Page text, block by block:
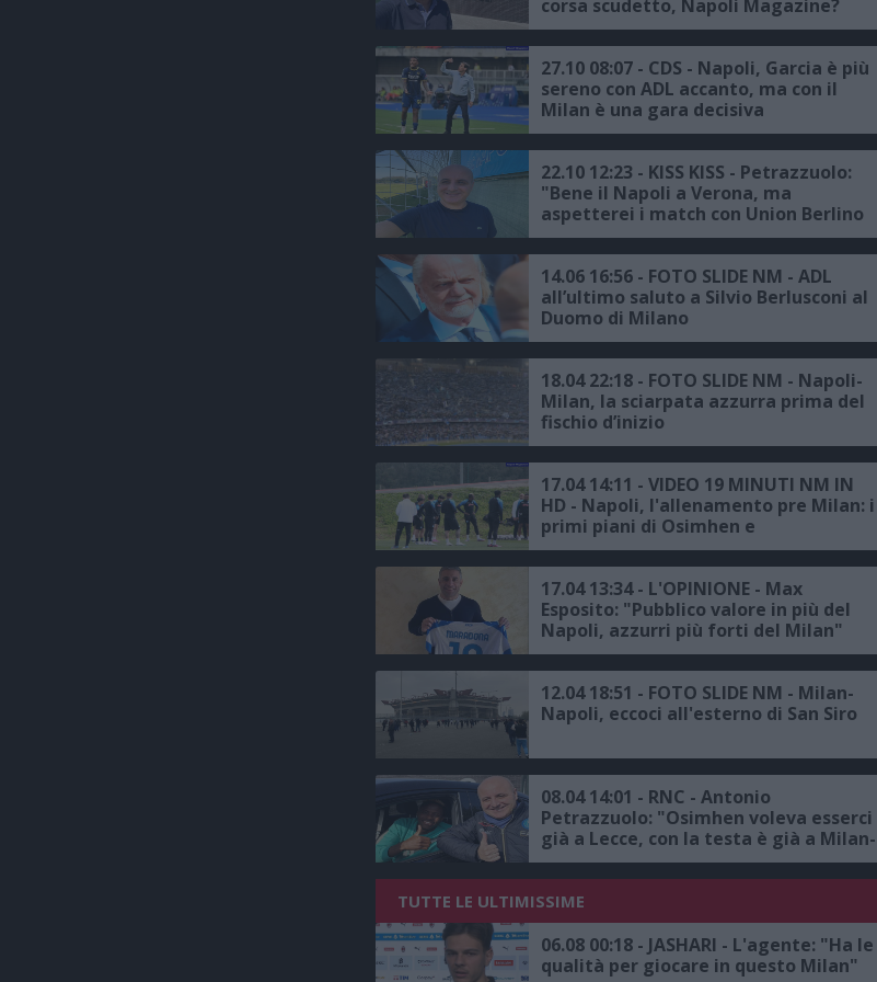
corsa scudetto, Napoli Magazine?
Piaceva ai cinesi"
27.10 08:07 - CDS - Napoli, Garcia è più
sereno con ADL accanto, ma con il
Milan è una gara decisiva
22.10 12:23 - KISS KISS - Petrazzuolo:
"Bene il Napoli a Verona, ma
aspetterei i match con Union Berlino
e Milan, su Kvara e Politano..."
14.06 16:56 - FOTO SLIDE NM - ADL
all’ultimo saluto a Silvio Berlusconi al
Duomo di Milano
18.04 22:18 - FOTO SLIDE NM - Napoli-
Milan, la sciarpata azzurra prima del
fischio d’inizio
17.04 14:11 - VIDEO 19 MINUTI NM IN
HD - Napoli, l'allenamento pre Milan: i
primi piani di Osimhen e
Kvaratkshelia
17.04 13:34 - L'OPINIONE - Max
Esposito: "Pubblico valore in più del
Napoli, azzurri più forti del Milan"
12.04 18:51 - FOTO SLIDE NM - Milan-
Napoli, eccoci all'esterno di San Siro
08.04 14:01 - RNC - Antonio
Petrazzuolo: "Osimhen voleva esserci
già a Lecce, con la testa è già a Milan-
Napoli"
TUTTE LE ULTIMISSIME
06.08 00:18 - JASHARI - L'agente: "Ha le
qualità per giocare in questo Milan"